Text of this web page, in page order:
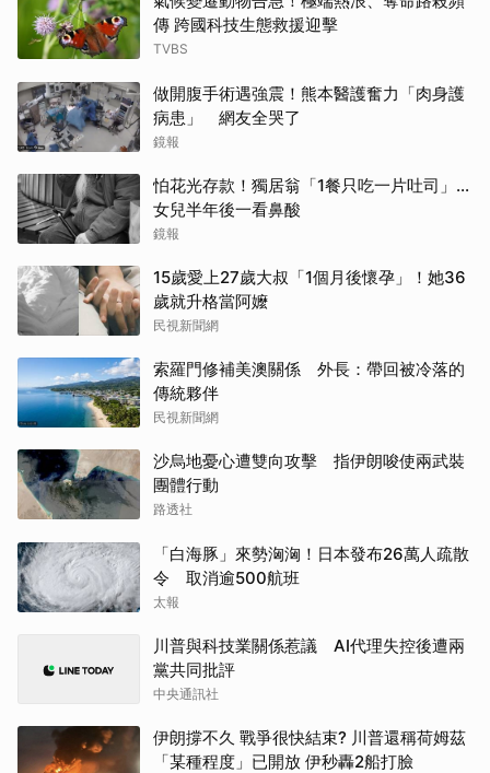
傳 跨國科技生態救援迎擊
TVBS
做開腹手術遇強震！熊本醫護奮力「肉身護
病患」 網友全哭了
鏡報
怕花光存款！獨居翁「1餐只吃一片吐司」...
女兒半年後一看鼻酸
鏡報
15歲愛上27歲大叔「1個月後懷孕」！她36
歲就升格當阿嬤
民視新聞網
索羅門修補美澳關係 外長：帶回被冷落的
傳統夥伴
民視新聞網
沙烏地憂心遭雙向攻擊 指伊朗唆使兩武裝
團體行動
路透社
「白海豚」來勢洶洶！日本發布26萬人疏散
令 取消逾500航班
太報
川普與科技業關係惹議 AI代理失控後遭兩
黨共同批評
中央通訊社
伊朗撐不久 戰爭很快結束? 川普還稱荷姆茲
「某種程度」已開放 伊秒轟2船打臉